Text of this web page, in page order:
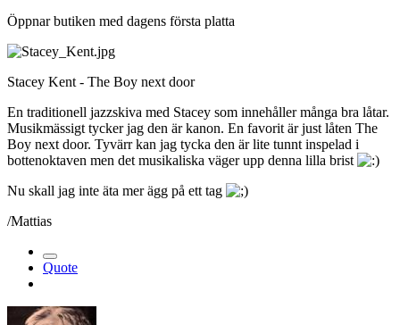
Öppnar butiken med dagens första platta
Stacey Kent - The Boy next door
En traditionell jazzskiva med Stacey som innehåller många bra låtar.
Musikmässigt tycker jag den är kanon. En favorit är just låten The
Boy next door. Tyvärr kan jag tycka den är lite tunnt inspelad i
bottenoktaven men det musikaliska väger upp denna lilla brist
Nu skall jag inte äta mer ägg på ett tag
/Mattias
Quote